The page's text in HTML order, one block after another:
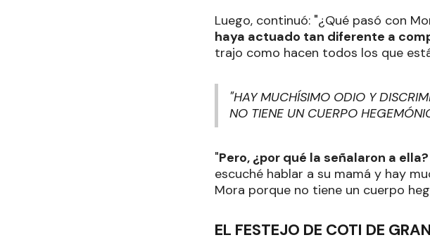
Luego, continuó: "¿Qué pasó con
haya actuado tan diferente a
trajo como hacen todos los que
"HAY MUCHÍSIMO ODIO Y
NO TIENE UN CUERPO
"Pero, ¿por qué la señalaron a
escuché hablar a su mamá y hay
Mora porque no tiene un cuerpo
EL FESTEJO DE COTI DE